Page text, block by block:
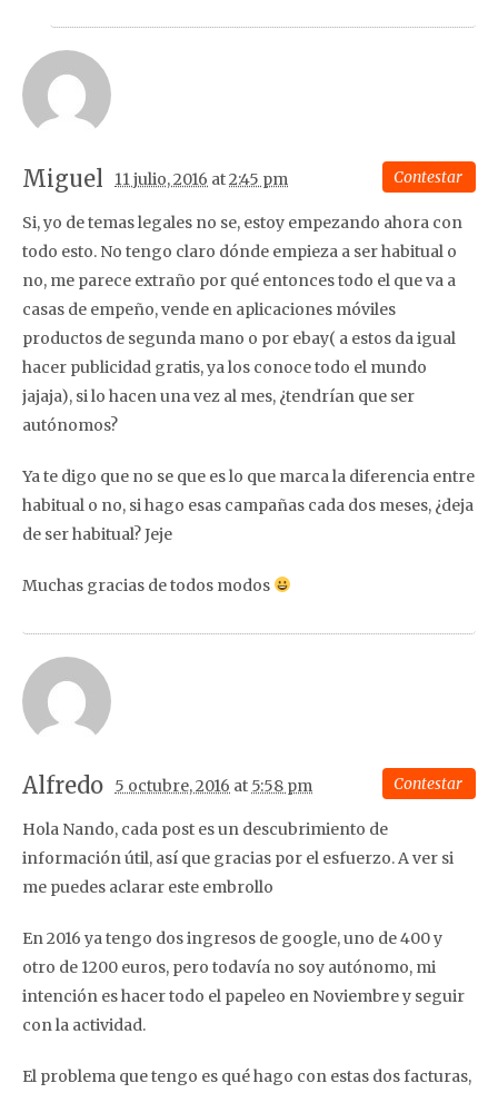
Miguel 11 julio, 2016 at2:45 pm Contestar
Si, yo de temas legales no se, estoy empezando ahora con
todo esto. No tengo claro dónde empieza a ser habitual o
no, me parece extraño por qué entonces todo el que va a
casas de empeño, vende en aplicaciones móviles
productos de segunda mano o por ebay( a estos da igual
hacer publicidad gratis, ya los conoce todo el mundo
jajaja), si lo hacen una vez al mes, ¿tendrían que ser
autónomos?
Ya te digo que no se que es lo que marca la diferencia entre
habitual o no, si hago esas campañas cada dos meses, ¿deja
de ser habitual? Jeje
Muchas gracias de todos modos
Alfredo 5 octubre, 2016 at 5:58 pm Contestar
Hola Nando, cada post es un descubrimiento de
información útil, así que gracias por el esfuerzo. A ver si
me puedes aclarar este embrollo
En 2016 ya tengo dos ingresos de google, uno de 400 y
otro de 1200 euros, pero todavía no soy autónomo, mi
intención es hacer todo el papeleo en Noviembre y seguir
con la actividad.
El problema que tengo es qué hago con estas dos facturas,